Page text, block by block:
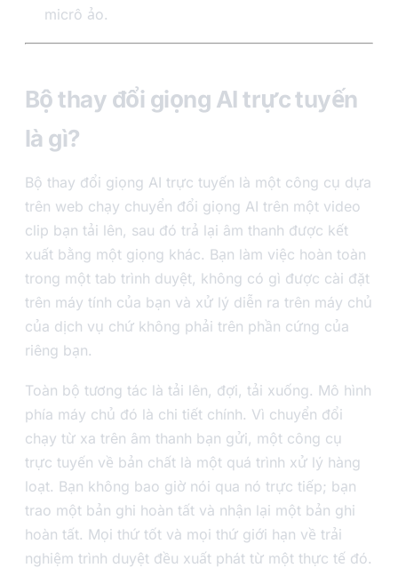
micrô ảo.
Bộ thay đổi giọng AI trực tuyến
là gì?
Bộ thay đổi giọng AI trực tuyến là một công cụ dựa
trên web chạy chuyển đổi giọng AI trên một video
clip bạn tải lên, sau đó trả lại âm thanh được kết
xuất bằng một giọng khác. Bạn làm việc hoàn toàn
trong một tab trình duyệt, không có gì được cài đặt
trên máy tính của bạn và xử lý diễn ra trên máy chủ
của dịch vụ chứ không phải trên phần cứng của
riêng bạn.
Toàn bộ tương tác là tải lên, đợi, tải xuống. Mô hình
phía máy chủ đó là chi tiết chính. Vì chuyển đổi
chạy từ xa trên âm thanh bạn gửi, một công cụ
trực tuyến về bản chất là một quá trình xử lý hàng
loạt. Bạn không bao giờ nói qua nó trực tiếp; bạn
trao một bản ghi hoàn tất và nhận lại một bản ghi
hoàn tất. Mọi thứ tốt và mọi thứ giới hạn về trải
nghiệm trình duyệt đều xuất phát từ một thực tế đó.